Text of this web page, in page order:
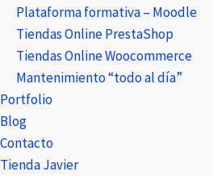
Plataforma formativa – Moodle
Tiendas Online PrestaShop
Tiendas Online Woocommerce
Mantenimiento “todo al día”
Portfolio
Blog
Contacto
Tienda Javier